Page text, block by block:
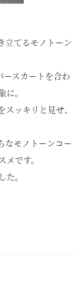
立てるモノトーン
ースカートを合わ
。
ッキリと見せ、
なモノトーンコー
です。
。